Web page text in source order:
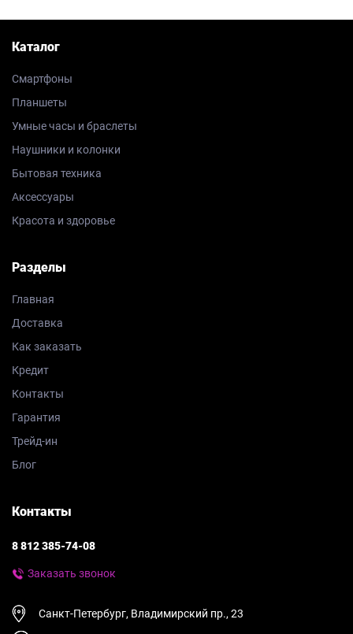
Каталог
Смартфоны
Планшеты
Умные часы и браслеты
Наушники и колонки
Бытовая техника
Аксессуары
Красота и здоровье
Разделы
Главная
Доставка
Как заказать
Кредит
Контакты
Гарантия
Трейд-ин
Блог
Контакты
8 812 385-74-08
Заказать звонок
Санкт-Петербург, Владимирский пр., 23